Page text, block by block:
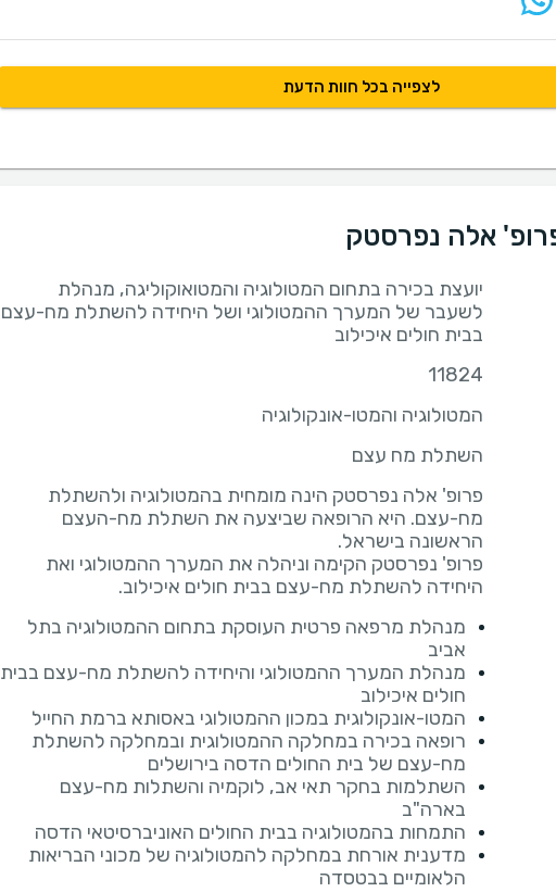
לצפייה בכל חוות הדעת
אלה נפרסטק
יועצת בכירה בתחום המטולוגיה והמטואוקוליגה, מנהלת
לשעבר של המערך ההמטולוגי ושל היחידה להשתלת מח-עצם
בבית חולים איכילוב
11824
המטולוגיה והמטו-אונקולוגיה
השתלת מח עצם
פרופ' אלה נפרסטק הינה מומחית בהמטולוגיה ולהשתלת
מח-עצם. היא הרופאה שביצעה את השתלת מח-העצם
פרופ' נפרסטק הקימה וניהלה את המערך ההמטולוגי ואת
היחידה להשתלת מח-עצם בבית חולים איכילוב.
מנהלת מרפאה פרטית העוסקת בתחום ההמטולוגיה בתל
אביב
מנהלת המערך ההמטולוגי והיחידה להשתלת מח-עצם בבית
חולים איכילוב
המטו-אונקולוגית במכון ההמטולוגי באסותא ברמת החייל
רופאה בכירה במחלקה ההמטולוגית ובמחלקה להשתלת
מח-עצם של בית החולים הדסה בירושלים
השתלמות בחקר תאי אב, לוקמיה והשתלות מח-עצם
בארה"ב
התמחות בהמטולוגיה בבית החולים האוניברסיטאי הדסה
מדענית אורחת במחלקה להמטולוגיה של מכוני הבריאות
הלאומיים בבטסדה